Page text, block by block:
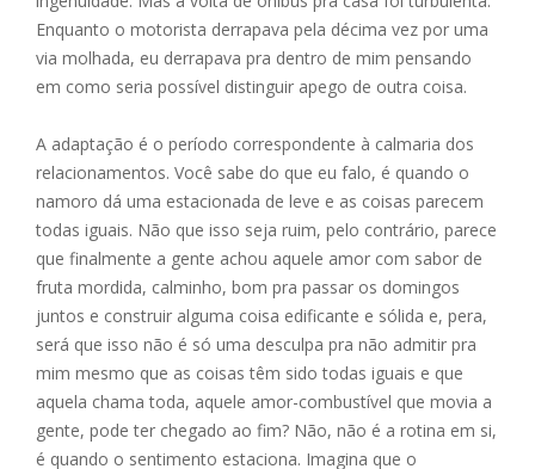
Enquanto o motorista derrapava pela décima vez por uma
via molhada, eu derrapava pra dentro de mim pensando
em como seria possível distinguir apego de outra coisa.
A adaptação é o período correspondente à calmaria dos
relacionamentos. Você sabe do que eu falo, é quando o
namoro dá uma estacionada de leve e as coisas parecem
todas iguais. Não que isso seja ruim, pelo contrário, parece
que finalmente a gente achou aquele amor com sabor de
fruta mordida, calminho, bom pra passar os domingos
juntos e construir alguma coisa edificante e sólida e, pera,
será que isso não é só uma desculpa pra não admitir pra
mim mesmo que as coisas têm sido todas iguais e que
aquela chama toda, aquele amor-combustível que movia a
gente, pode ter chegado ao fim? Não, não é a rotina em si,
é quando o sentimento estaciona. Imagina que o